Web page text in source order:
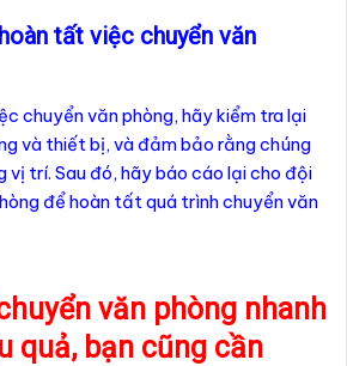
tất việc chuyển văn
chuyển văn phòng, hãy kiểm tra lại
và thiết bị, và đảm bảo rằng chúng
trí. Sau đó, hãy báo cáo lại cho đội
để hoàn tất quá trình chuyển văn
văn phòng nhanh
quả, bạn cũng cần